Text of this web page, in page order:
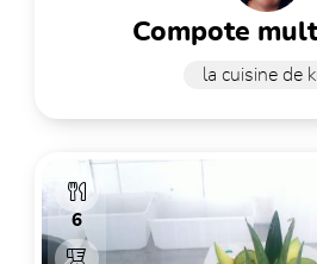
compote
la cuisine de
6